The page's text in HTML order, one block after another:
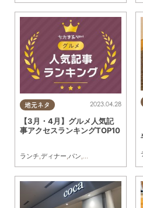
地元ネタ 2023.04.28
【3月・4月】グルメ人気記
事アクセスランキングTOP10
ランチ,ディナー,パン,スイーツ まと